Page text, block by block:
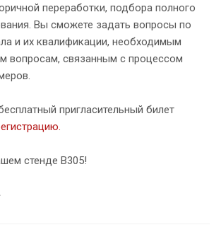
переработки, подбора полного
Вы сможете задать вопросы по
и их квалификации, необходимым
вопросам, связанным с процессом
пригласительный билет
стенде B305!